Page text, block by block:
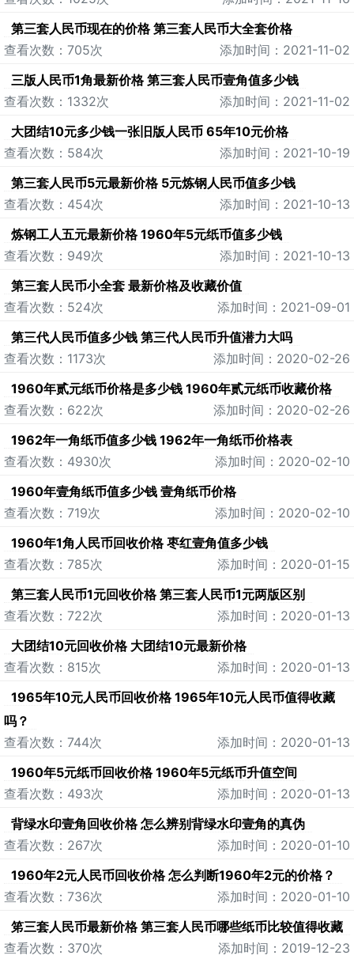
第三套人民币现在的价格 第三套人民币大全套价格
查看次数：705次
添加时间：2021-11-02
三版人民币1角最新价格 第三套人民币壹角值多少钱
查看次数：1332次
添加时间：2021-11-02
大团结10元多少钱一张旧版人民币 65年10元价格
查看次数：584次
添加时间：2021-10-19
第三套人民币5元最新价格 5元炼钢人民币值多少钱
查看次数：454次
添加时间：2021-10-13
炼钢工人五元最新价格 1960年5元纸币值多少钱
查看次数：949次
添加时间：2021-10-13
第三套人民币小全套 最新价格及收藏价值
查看次数：524次
添加时间：2021-09-01
第三代人民币值多少钱 第三代人民币升值潜力大吗
查看次数：1173次
添加时间：2020-02-26
1960年贰元纸币价格是多少钱 1960年贰元纸币收藏价格
查看次数：622次
添加时间：2020-02-26
1962年一角纸币值多少钱 1962年一角纸币价格表
查看次数：4930次
添加时间：2020-02-10
1960年壹角纸币值多少钱 壹角纸币价格
查看次数：719次
添加时间：2020-02-10
1960年1角人民币回收价格 枣红壹角值多少钱
查看次数：785次
添加时间：2020-01-15
第三套人民币1元回收价格 第三套人民币1元两版区别
查看次数：722次
添加时间：2020-01-13
大团结10元回收价格 大团结10元最新价格
查看次数：815次
添加时间：2020-01-13
1965年10元人民币回收价格 1965年10元人民币值得收藏
吗？
查看次数：744次
添加时间：2020-01-13
1960年5元纸币回收价格 1960年5元纸币升值空间
查看次数：493次
添加时间：2020-01-13
背绿水印壹角回收价格 怎么辨别背绿水印壹角的真伪
查看次数：267次
添加时间：2020-01-10
1960年2元人民币回收价格 怎么判断1960年2元的价格？
查看次数：736次
添加时间：2020-01-10
笫三套人民币最新价格 第三套人民币哪些纸币比较值得收藏
查看次数：370次
添加时间：2019-12-23